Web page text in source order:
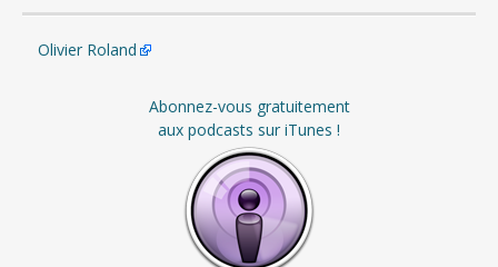
Olivier Roland
Abonnez-vous gratuitement
aux podcasts sur iTunes !